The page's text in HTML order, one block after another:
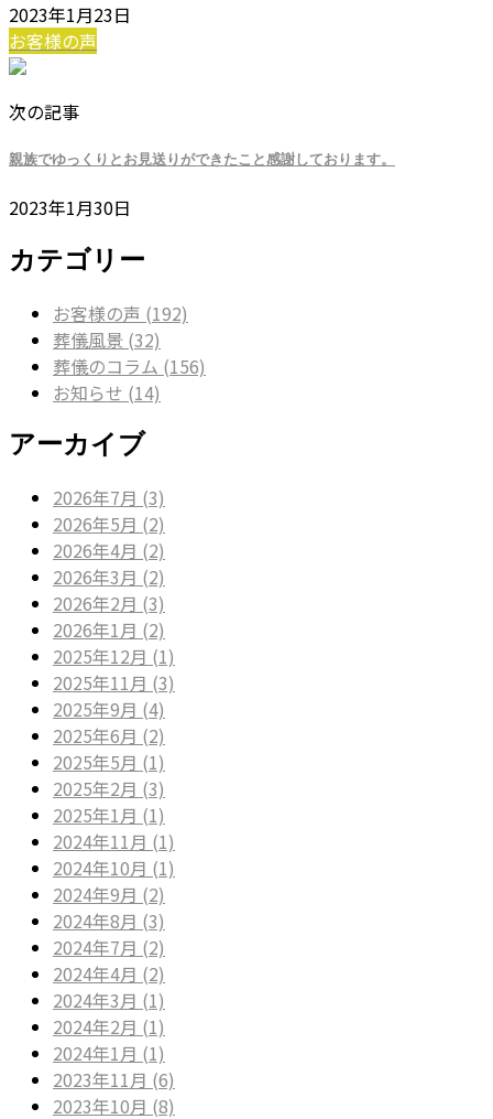
2023年1月23日
お客様の声
次の記事
親族でゆっくりとお見送りができたこと感謝しております。
2023年1月30日
カテゴリー
お客様の声 (192)
葬儀風景 (32)
葬儀のコラム (156)
お知らせ (14)
アーカイブ
2026年7月 (3)
2026年5月 (2)
2026年4月 (2)
2026年3月 (2)
2026年2月 (3)
2026年1月 (2)
2025年12月 (1)
2025年11月 (3)
2025年9月 (4)
2025年6月 (2)
2025年5月 (1)
2025年2月 (3)
2025年1月 (1)
2024年11月 (1)
2024年10月 (1)
2024年9月 (2)
2024年8月 (3)
2024年7月 (2)
2024年4月 (2)
2024年3月 (1)
2024年2月 (1)
2024年1月 (1)
2023年11月 (6)
2023年10月 (8)